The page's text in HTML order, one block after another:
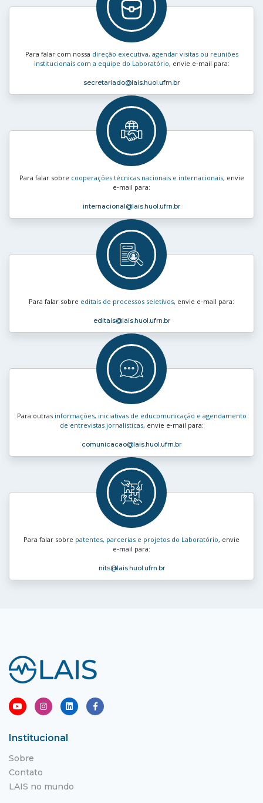
Para falar com nossa direção executiva, agendar visitas ou reuniões
institucionais com a equipe do Laboratório, envie e‑mail para:
secretariado@lais.huol.ufrn.br
Para falar sobre cooperações técnicas nacionais e internacionais, envie
e‑mail para:
internacional@lais.huol.ufrn.br
Para falar sobre editais de processos seletivos, envie e‑mail para:
editais@lais.huol.ufrn.br
Para outras informações, iniciativas de educomunicação e agendamento
de entrevistas jornalísticas, envie e‑mail para:
comunicacao@lais.huol.ufrn.br
Para falar sobre patentes, parcerias e projetos do Laboratório, envie
e‑mail para:
nits@lais.huol.ufrn.br
Institucional
Sobre
Contato
LAIS no mundo